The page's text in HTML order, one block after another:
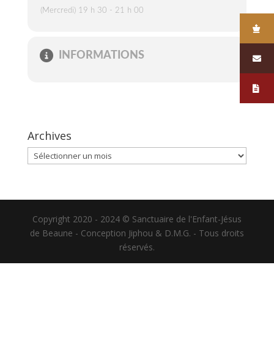
(Mercredi) 19 h 30 - 21 h 00
INFORMATIONS
Archives
Archives
Copyright 2020 - 2024 © Sanctuaire de l'Enfant-Jésus
de Beaune - Conception Jiphou & D.M.G. - Tous droits
réservés.